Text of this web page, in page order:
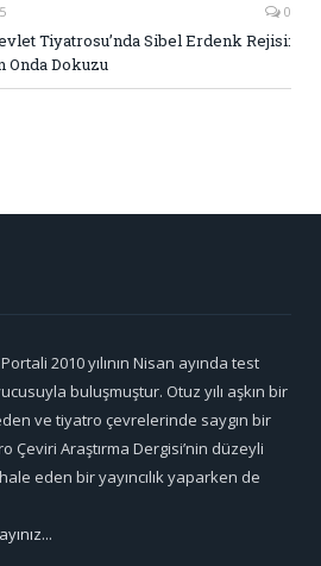
0
Tiyatrosu’nda Sibel Erdenk Rejisi:
Onda Dokuzu
2010 yılının Nisan ayında test
buluşmuştur. Otuz yılı aşkın bir
ve tiyatro çevrelerinde saygın bir
Çeviri Araştırma Dergisi’nin düzeyli
eden bir yayıncılık yaparken de